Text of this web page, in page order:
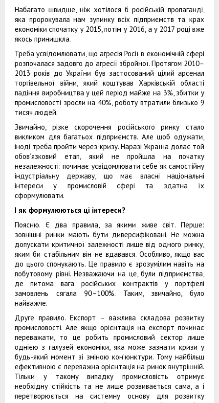
Набагато швидше, ніж хотілося б російській пропаганді,
яка пророкувала нам зупинку всіх підприємств та крах
економіки спочатку у 2015, потім у 2016, а у 2017 році вже
якось принишкла.
Треба усвідомлювати, що агресія Росії в економічній сфері
розпочалася задовго до агресії збройної. Протягом 2010–
2013 років до України був застосований цілий арсенал
торгівельної війни, який коштував Харківській області
падіння виробництва у цей період майже на 3%, збитки у
промисловості зросли на 40%, роботу втратили близько 9
тисяч людей.
Звичайно, різке скорочення російського ринку стало
викликом для багатьох підприємств. Але щоб одужати,
іноді треба пройти через кризу. Наразі Україна долає той
обов’язковий етап, який не пройшла на початку
незалежності: починає усвідомлювати себе як самостійну
індустріальну державу, що має власні національні
інтереси у промисловій сфері та здатна їх
сформулювати.
І як формулюються ці інтереси?
Поясню. Є два правила, за якими живе світ. Перше:
зовнішні ринки мають бути диверсифіковані. Не можна
допускати критичної залежності лише від одного ринку,
яким би стабільним він не вдавався. Особливо, якщо вас
до цього спонукають. Це правило є зрозумілим навіть на
побутовому рівні. Незважаючи на це, були підприємства,
де питома вага російських контрактів у портфелі
замовлень сягала 90–100%. Таким, звичайно, було
найважче.
Друге правило. Експорт – важлива складова розвитку
промисловості. Але якщо орієнтація на експорт починає
переважати, то це робить промисловий сектор лише
однією з галузей економіки, яка може зазнати кризи у
будь-який момент зі зміною кон’юнктури. Тому найбільш
ефективною є переважна орієнтація на ринок внутрішній.
Тільки у такому випадку промисловість отримує
необхідну стійкість та не лише розвивається сама, а і
перетворюється на системну основу для розвитку